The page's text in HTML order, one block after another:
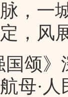
，一
，风
颂》
·人